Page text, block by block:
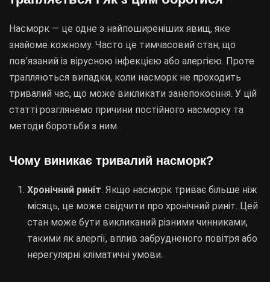
Насморк — це одне з найпоширеніших явищ, яке
знайоме кожному. Часто це тимчасовий стан, що
пов’язаний із вірусною інфекцією або алергією. Проте
трапляються випадки, коли насморк не проходить
тривалий час, що може викликати занепокоєння. У цій
статті розглянемо причини постійного насморку та
методи боротьби з ним.
Чому виникає тривалий насморк?
Хронічний риніт. Якщо насморк триває більше ніж
місяць, це може свідчити про хронічний риніт. Цей
стан може бути викликаний різними чинниками,
такими як алергії, вплив забрудненого повітря або
нерегулярні кліматичні умови.